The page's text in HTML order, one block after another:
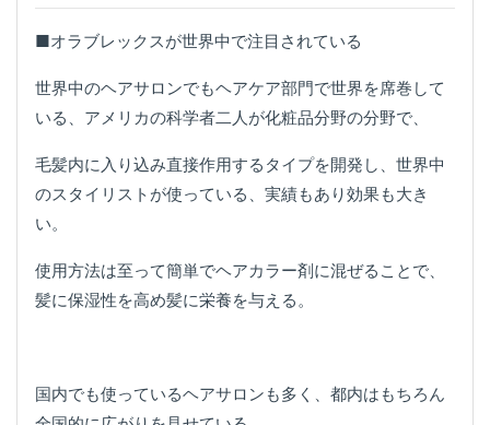
■オラブレックスが世界中で注目されている
世界中のヘアサロンでもヘアケア部門で世界を席巻して
いる、アメリカの科学者二人が化粧品分野の分野で、
毛髪内に入り込み直接作用するタイプを開発し、世界中
のスタイリストが使っている、実績もあり効果も大き
い。
使用方法は至って簡単でヘアカラー剤に混ぜることで、
髪に保湿性を高め髪に栄養を与える。
国内でも使っているヘアサロンも多く、都内はもちろん